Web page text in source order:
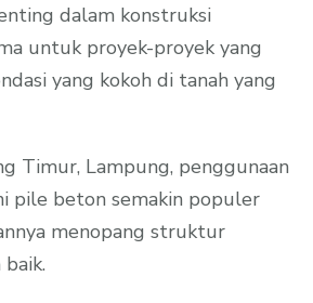
dalam konstruksi
untuk proyek-proyek yang
yang kokoh di tanah yang
Timur, Lampung, penggunaan
pile beton semakin populer
menopang struktur